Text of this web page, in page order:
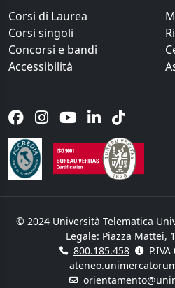
Corsi di Laurea
Corsi singoli
Concorsi e bandi
Accessibilità
© 2024 Università Telematica
Legale: Piazza Mattei,
800.185.458